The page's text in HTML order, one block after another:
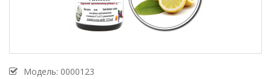
Модель: 0000123